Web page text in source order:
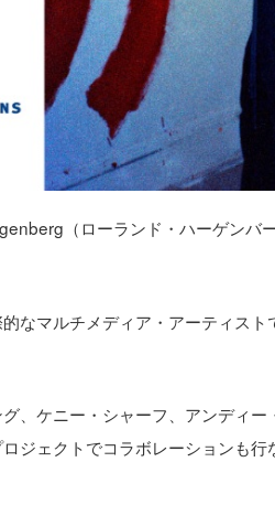
（ローランド・ハーゲンバ
なマルチメディア・アーティス
、ケニー・シャーフ、アンディー
ジェクトでコラボレーションも